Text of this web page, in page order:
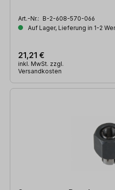
Art.-Nr.: B-2-608-570-066
Auf Lager, Lieferung in 1-2
21,21 €
inkl. MwSt. zzgl.
Versandkosten